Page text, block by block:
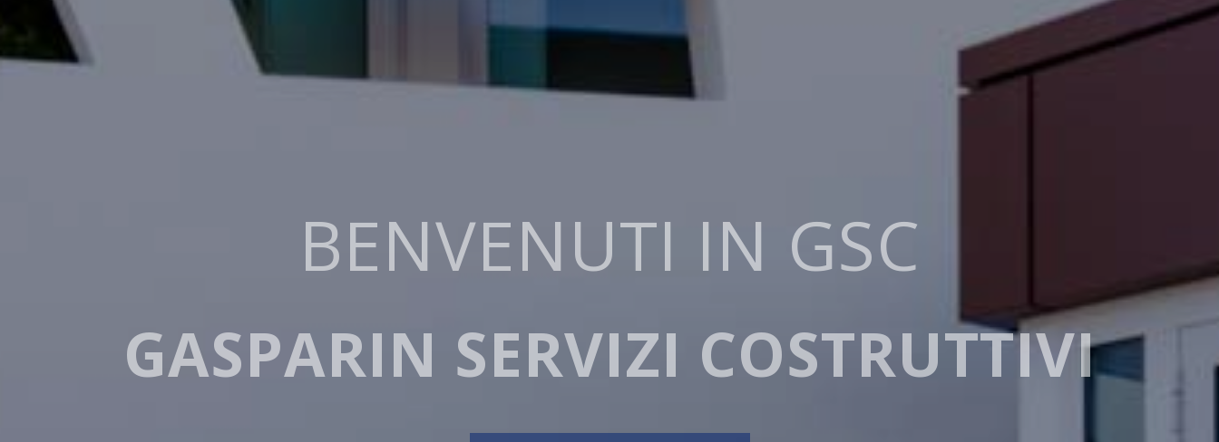
L’ELEGANZA NELLE FORME
GRAFICA VENETA SPA